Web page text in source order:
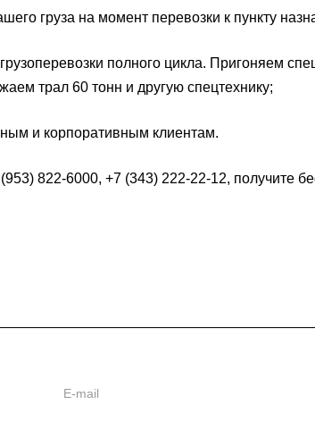
груза на момент перевозки к пункту
полного цикла. Пригоняем
трал 60 тонн и другую спецтехнику;
и корпоративным клиентам.
822-6000, +7 (343) 222-22-12, получите